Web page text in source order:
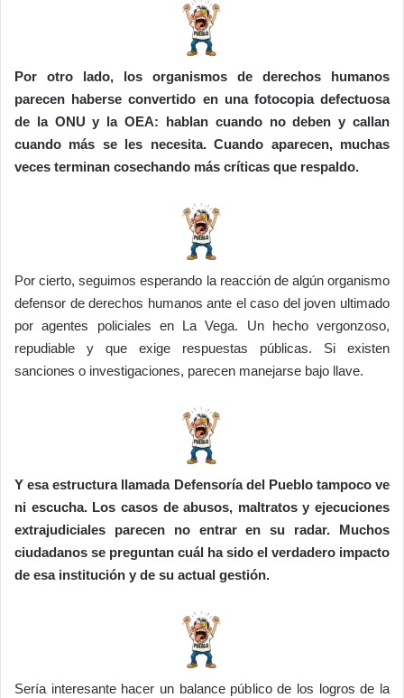
Por otro lado, los organismos de derechos humanos
parecen haberse convertido en una fotocopia defectuosa
de la ONU y la OEA: hablan cuando no deben y callan
cuando más se les necesita. Cuando aparecen, muchas
veces terminan cosechando más críticas que respaldo.
Por cierto, seguimos esperando la reacción de algún organismo
defensor de derechos humanos ante el caso del joven ultimado
por agentes policiales en La Vega. Un hecho vergonzoso,
repudiable y que exige respuestas públicas. Si existen
sanciones o investigaciones, parecen manejarse bajo llave.
Y esa estructura llamada Defensoría del Pueblo tampoco ve
ni escucha. Los casos de abusos, maltratos y ejecuciones
extrajudiciales parecen no entrar en su radar. Muchos
ciudadanos se preguntan cuál ha sido el verdadero impacto
de esa institución y de su actual gestión.
Sería interesante hacer un balance público de los logros de la